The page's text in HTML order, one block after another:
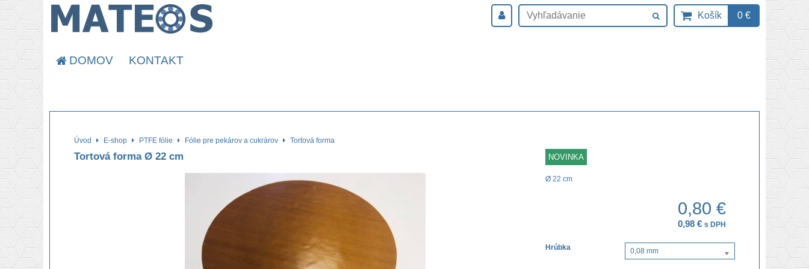
Košík 0 €
DOMOV KONTAKT
Úvod E-shop PTFE fólie Fólie pre pekárov a cukrárov Tortová forma
Tortová forma Ø 22 cm NOVINKA
Ø 22 cm
0,80 €
0,98 € s DPH
Hrúbka 0,08 mm